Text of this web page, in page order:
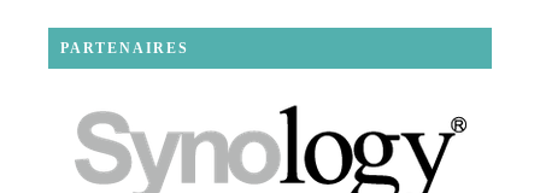
PARTENAIRES